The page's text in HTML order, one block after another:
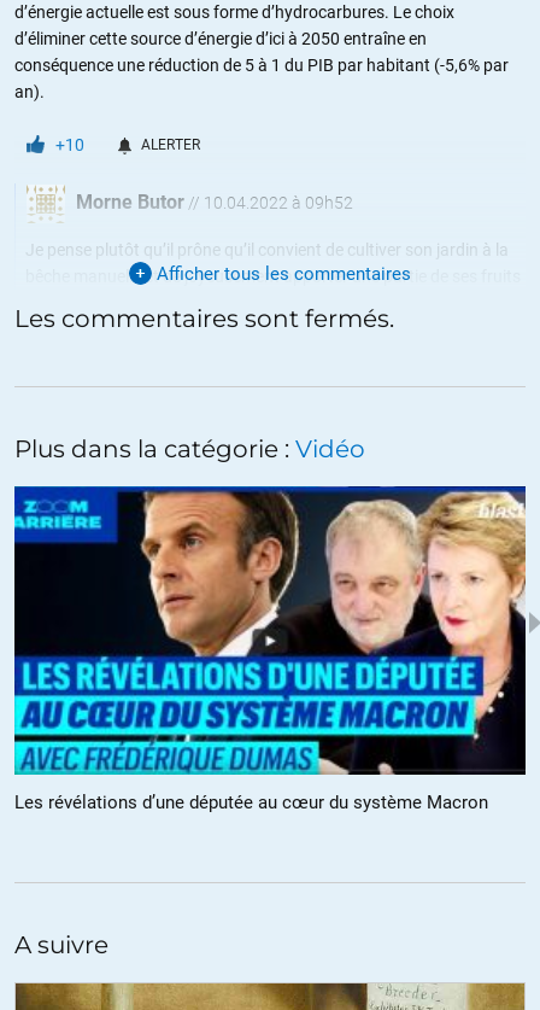
d’énergie actuelle est sous forme d’hydrocarbures. Le choix
d’éliminer cette source d’énergie d’ici à 2050 entraîne en
conséquence une réduction de 5 à 1 du PIB par habitant (-5,6% par
an).
+10 ALERTER
Morne Butor // 10.04.2022 à 09h52
Je pense plutôt qu’il prône qu’il convient de cultiver son jardin à la
bêche manuelle et de joyeusement apporter une partie de ses fruits
Myrkur34//09.04.2022 à 09h26
Donc aucune urgence concernant une réforme des retraites selon les
documents du COR expliqués par Olivier. Par contre les plus
impactés des deux sexes par le report à 65 ans du départ à la
retraite, sont ceux et celles qui meurent le plus tôt ou vivent en
mauvaise santé très tôt dans la retraite et donc qui cotisent en fait
pour ceux qui meurent le plus tard ou qui vivent très bien en bonne
santé le plus longtemps à la retraite.
Encore une captation insidieuse pour la classe la plus aisée.
Pour apporter de l’eau à la discussion statisticienne, l’intervention de
l’économiste Myret Zaki sur le « bidonnage » ou « l’enjolivement » des
indices, par exemple celui de l’inflation ou du chômage à un tel point
pour faire des comparaisons entre les époques et les pays.
Afficher tous les commentaires
Les commentaires sont fermés.
Plus dans la catégorie : Vidéo
Les révélations d’une députée au cœur du système Macron
A suivre